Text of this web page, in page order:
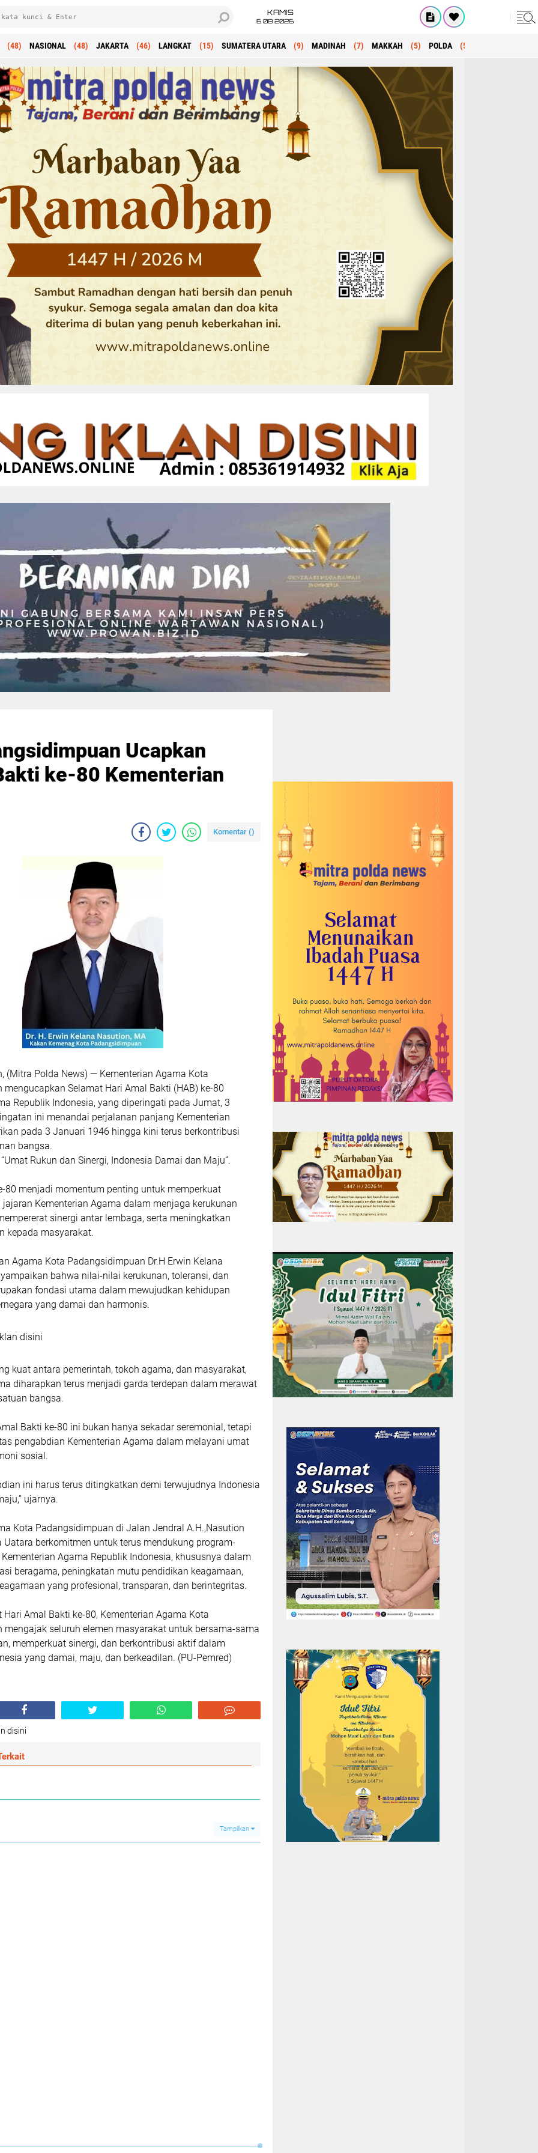
KAMIS
6 08 2026
(48) NASIONAL (48) JAKARTA (46) LANGKAT (15) SUMATERA UTARA (9) MADINAH (7) MAKKAH (5) POLDA (5)
Ucapkan
ke-80 Kementerian
Komentar ()
(Mitra Polda News) — Kementerian Agama Kota
Selamat Hari Amal Bakti (HAB) ke-80
Republik Indonesia, yang diperingati pada Jumat, 3
ini menandai perjalanan panjang Kementerian
pada 3 Januari 1946 hingga kini terus berkontribusi
bangsa.
Rukun dan Sinergi, Indonesia Damai dan Maju”.
80 menjadi momentum penting untuk memperkuat
Kementerian Agama dalam menjaga kerukunan
sinergi antar lembaga, serta meningkatkan
kepada masyarakat.
Agama Kota Padangsidimpuan Dr.H Erwin Kelana
bahwa nilai-nilai kerukunan, toleransi, dan
fondasi utama dalam mewujudkan kehidupan
yang damai dan harmonis.
disini
kuat antara pemerintah, tokoh agama, dan masyarakat,
diharapkan terus menjadi garda terdepan dalam merawat
bangsa.
Bakti ke-80 ini bukan hanya sekadar seremonial, tetapi
pengabdian Kementerian Agama dalam melayani umat
sosial.
ini harus terus ditingkatkan demi terwujudnya Indonesia
ujarnya.
Kota Padangsidimpuan di Jalan Jendral A.H.,Nasution
Uatara berkomitmen untuk terus mendukung program-
Agama Republik Indonesia, khususnya dalam
beragama, peningkatan mutu pendidikan keagamaan,
yang profesional, transparan, dan berintegritas.
Hari Amal Bakti ke-80, Kementerian Agama Kota
mengajak seluruh elemen masyarakat untuk bersama-sama
memperkuat sinergi, dan berkontribusi aktif dalam
yang damai, maju, dan berkeadilan. (PU-Pemred)
disini
Tampilkan